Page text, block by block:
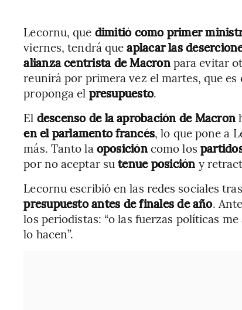
Lecornu, que dimitió como primer
viernes, tendrá queaplacar las
alianza centrista de Macronpara evitar
reunirá por primera vez el martes, que
proponga el presupuesto.
El descenso de la aprobación de Macron
en el parlamento francés, lo que pone a
más. Tanto la oposicióncomo los
por no aceptar sutenue posición y
Lecornu escribió en las redes sociales
presupuesto antes de finales de año.
los periodistas: “o las fuerzas políticas
lo hacen”.